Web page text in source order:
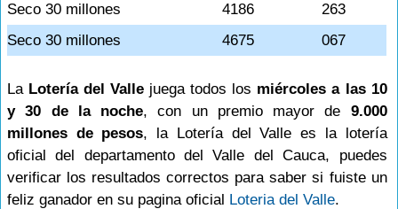
Seco 30 millones
4186
263
Seco 30 millones
4675 067
La Lotería del Valle juega todos los miércoles a las 10
y 30 de la noche, con un premio mayor de 9.000
millones de pesos, la Lotería del Valle es la lotería
oficial del departamento del Valle del Cauca, puedes
verificar los resultados correctos para saber si fuiste un
feliz ganador en su pagina oficial Loteria del Valle.